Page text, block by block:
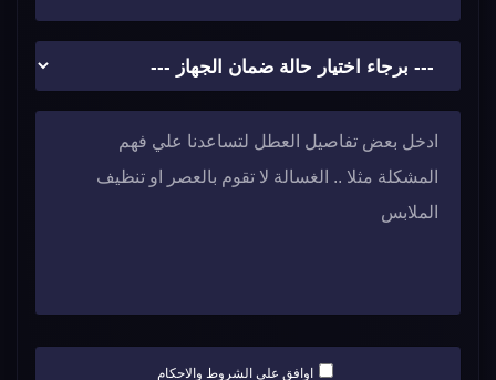
اوافق علي الشروط والاحكام